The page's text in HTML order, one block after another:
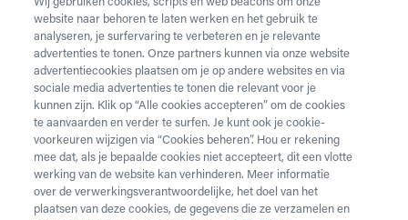
Vul onderstaand formulier in voor de huur van
zorgmateriaal.Dringende levering of levering in het
weekendnodig? Neem telefonisch contact op via 02 218
22 22.
Heb jekrukken nodig? Die kan je enkel aankopen. Wil je
huurmateriaal laten ophalen? Dat kan hier.
Opgelet!Je huurt voor minstens 1 maand en betaalt een
servicekost. Check de prijzenhier. Een gewone levering
website naar behoren te laten werken en het gebruik te
analyseren, je surfervaring te verbeteren en je relevante
advertenties te tonen. Onze partners kunnen via onze website
advertentiecookies plaatsen om je op andere websites en via
sociale media advertenties te tonen die relevant voor je
kunnen zijn. Klik op “Alle cookies accepteren” om de cookies
te aanvaarden en verder te surfen. Je kunt ook je cookie-
voorkeuren wijzigen via “Cookies beheren”. Hou er rekening
mee dat, als je bepaalde cookies niet accepteert, dit een vlotte
werking van de website kan verhinderen. Meer informatie
over de verwerkingsverantwoordelijke, het doel van het
plaatsen van deze cookies, de gegevens die ze verzamelen en